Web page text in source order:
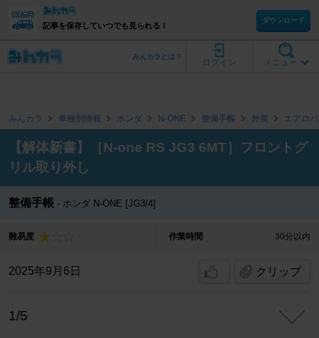
記事を保存していつでも見られる！
ダウンロード
メニュー
ログイン
みんカラとは？
みんカラ 車種別情報 ホンダ N-ONE 整備手帳 外装 エアロ
【解体新書】［N-one RS JG3 6MT］フロントグ
リル取り外し
整備手帳 ホンダ N-ONE [JG3/4]
難易度 作業時間 30分以内
2025年9月6日 クリップ
1/5